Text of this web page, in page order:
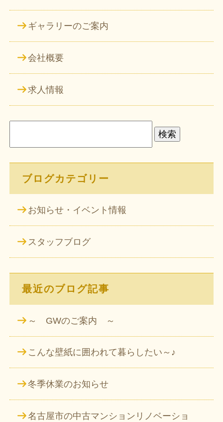
ギャラリーのご案内
会社概要
求人情報
ブログカテゴリー
お知らせ・イベント情報
スタッフブログ
最近のブログ記事
～ GWのご案内 ～
こんな壁紙に囲われて暮らしたい～♪
冬季休業のお知らせ
名古屋市の中古マンションリノベーショ